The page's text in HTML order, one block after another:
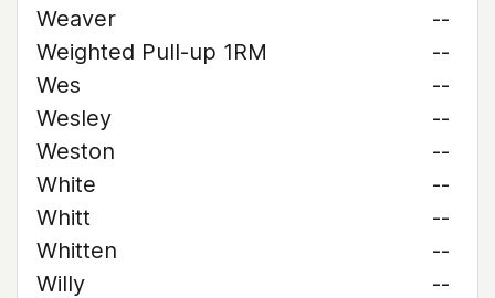
Weaver
--
Weighted Pull-up 1RM
--
Wes
--
Wesley
--
Weston
--
White
--
Whitt
--
Whitten
--
Willy
--